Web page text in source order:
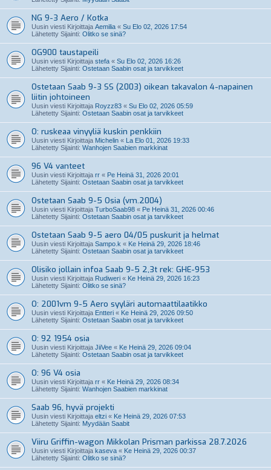
NG 9-3 Aero / Kotka
Uusin viesti Kirjoittaja Aemilia « Su Elo 02, 2026 17:54
Lähetetty Sijainti: Olitko se sinä?
OG900 taustapeili
Uusin viesti Kirjoittaja stefa « Su Elo 02, 2026 16:26
Lähetetty Sijainti: Ostetaan Saabin osat ja tarvikkeet
Ostetaan Saab 9-3 SS (2003) oikean takavalon 4-napainen
liitin johtoineen
Uusin viesti Kirjoittaja Royzz83 « Su Elo 02, 2026 05:59
Lähetetty Sijainti: Ostetaan Saabin osat ja tarvikkeet
O: ruskeaa vinyyliä kuskin penkkiin
Uusin viesti Kirjoittaja Michelin « La Elo 01, 2026 19:33
Lähetetty Sijainti: Wanhojen Saabien markkinat
96 V4 vanteet
Uusin viesti Kirjoittaja rr « Pe Heinä 31, 2026 20:01
Lähetetty Sijainti: Ostetaan Saabin osat ja tarvikkeet
Ostetaan Saab 9-5 Osia (vm.2004)
Uusin viesti Kirjoittaja TurboSaab98 « Pe Heinä 31, 2026 00:46
Lähetetty Sijainti: Ostetaan Saabin osat ja tarvikkeet
Ostetaan Saab 9-5 aero 04/05 puskurit ja helmat
Uusin viesti Kirjoittaja Sampo.k « Ke Heinä 29, 2026 18:46
Lähetetty Sijainti: Ostetaan Saabin osat ja tarvikkeet
Olisiko jollain infoa Saab 9-5 2,3t rek: GHE-953
Uusin viesti Kirjoittaja Rudiweri « Ke Heinä 29, 2026 16:23
Lähetetty Sijainti: Olitko se sinä?
O: 2001vm 9-5 Aero syyläri automaattilaatikko
Uusin viesti Kirjoittaja Entteri « Ke Heinä 29, 2026 09:50
Lähetetty Sijainti: Ostetaan Saabin osat ja tarvikkeet
O: 92 1954 osia
Uusin viesti Kirjoittaja JiiVee « Ke Heinä 29, 2026 09:04
Lähetetty Sijainti: Ostetaan Saabin osat ja tarvikkeet
O: 96 V4 osia
Uusin viesti Kirjoittaja rr « Ke Heinä 29, 2026 08:34
Lähetetty Sijainti: Wanhojen Saabien markkinat
Saab 96, hyvä projekti
Uusin viesti Kirjoittaja eltzi « Ke Heinä 29, 2026 07:53
Lähetetty Sijainti: Myydään Saabit
Viiru Griffin-wagon Mikkolan Prisman parkissa 28.7.2026
Uusin viesti Kirjoittaja kaseva « Ke Heinä 29, 2026 00:37
Lähetetty Sijainti: Olitko se sinä?